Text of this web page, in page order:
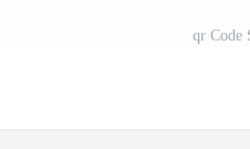
qr Code